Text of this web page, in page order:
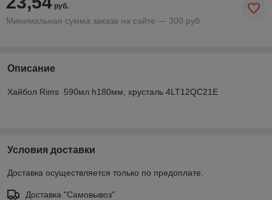
руб.
Минимальная сумма заказа на сайте — 300 руб.
Описание
Хайбол Rims 590мл h180мм, хрусталь 4LT12QC21E
Условия доставки
Доставка осуществляется только по предоплате.
Доставка "Самовывоз"